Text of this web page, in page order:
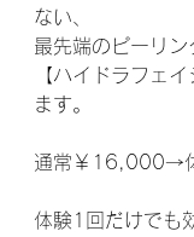
ない、
最先端のピーリン
【ハイドラフェ
ます。
通常￥16,000→
体験1回だけでも